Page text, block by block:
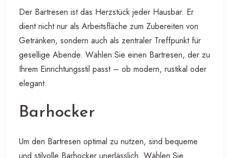
Der Bartresen ist das Herzstück jeder Hausbar. Er
dient nicht nur als Arbeitsfläche zum Zubereiten von
Getränken, sondern auch als zentraler Treffpunkt für
gesellige Abende. Wählen Sie einen Bartresen, der zu
Ihrem Einrichtungsstil passt – ob modern, rustikal oder
elegant.
Barhocker
Um den Bartresen optimal zu nutzen, sind bequeme